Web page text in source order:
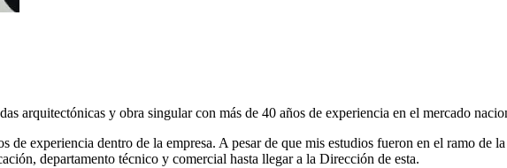
arquitectónicas y obra singular con más de 40 años de experiencia en el mercado
experiencia dentro de la empresa. A pesar de que mis estudios fueron en el ramo de
departamento técnico y comercial hasta llegar a la Dirección de esta.